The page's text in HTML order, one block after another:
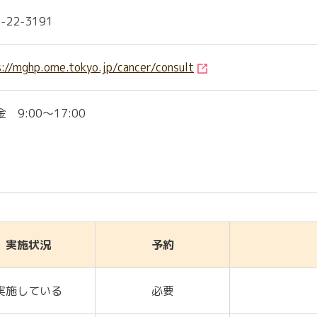
22-3191
mghp.ome.tokyo.jp/cancer/consult
9:00～17:00
実施状況 予約
施している 必要